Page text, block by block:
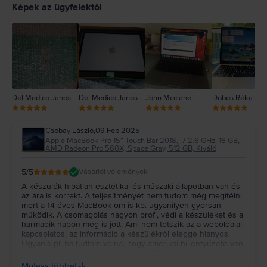
2
Képek az ügyfelektől
Del Medico Janos Del Medico Janos John Mcclane Dobos Réka
Csobay László,09 Feb 2025
Apple MacBook Pro 15″ Touch Bar 2018, i7 2.6 GHz, 16 GB,
AMD Radeon Pro 560X, Space Gray, 512 GB, Kiváló
5/5 Vásárlói vélemények
A készülék hibátlan esztétikai és műszaki állapotban van és
az ára is korrekt. A teljesítményét nem tudom még megítélni
mert a 14 éves MacBook-om is kb. ugyanilyen gyorsan
működik. A csomagolás nagyon profi, védi a készüléket és a
harmadik napon meg is jött. Ami nem tetszik az a weboldalal
kapcsolatos, az információ a készülékről eléggé hiányos.
Touch bár működése, szerintem a világ legfeleslegesebb és